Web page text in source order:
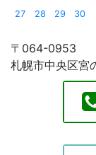
27
28 29 30
〒064-0953
札幌市中央区宮